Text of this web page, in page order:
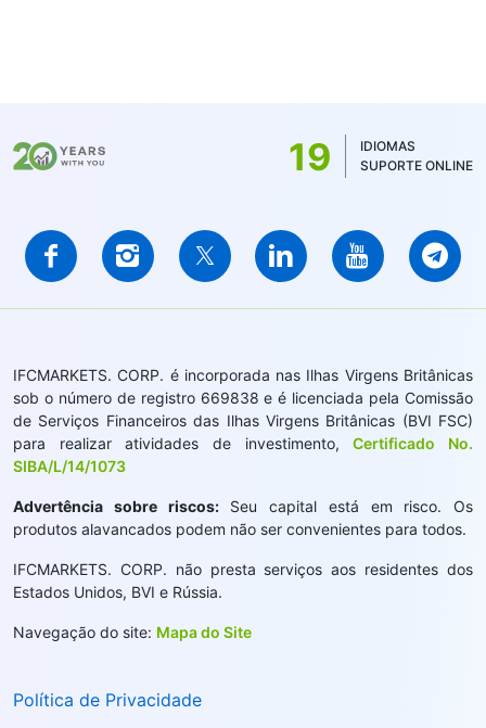
19
IDIOMAS
SUPORTE ONLINE
IFCMARKETS. CORP. é incorporada nas Ilhas Virgens Britânicas
sob o número de registro 669838 e é licenciada pela Comissão
de Serviços Financeiros das Ilhas Virgens Britânicas (BVI FSC)
para realizar atividades de investimento,Certificado No.
SIBA/L/14/1073
Advertência sobre riscos:Seu capital está em risco. Os
produtos alavancados podem não ser convenientes para todos.
IFCMARKETS. CORP. não presta serviços aos residentes dos
Estados Unidos, BVI e Rússia.
Navegação do site: Mapa do Site
Política de Privacidade